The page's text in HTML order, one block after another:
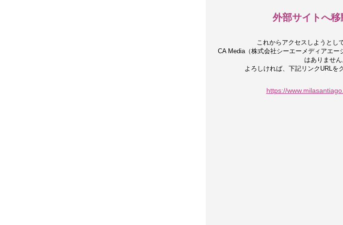
外部サイトへ
これからアクセスしようとし
CA Media（株式会社シーエーメディアエ
はありません
よろしければ、下記リンクURLを
https://